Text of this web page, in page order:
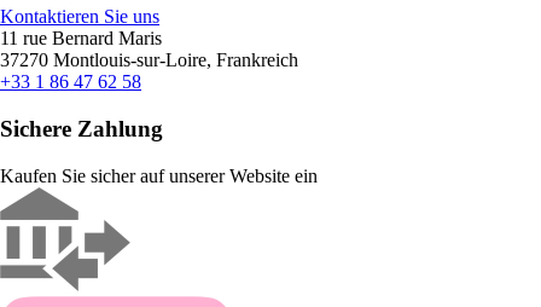
Kontaktieren Sie uns
11 rue Bernard Maris
37270 Montlouis-sur-Loire, Frankreich
+33 1 86 47 62 58
Sichere Zahlung
Kaufen Sie sicher auf unserer Website ein